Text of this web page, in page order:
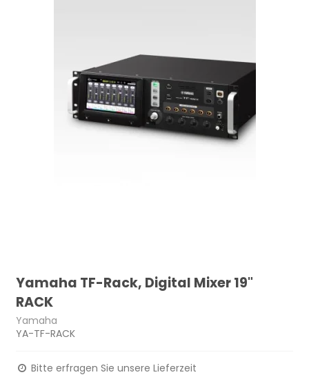
Yamaha TF-Rack, Digital Mixer 19"
RACK
Yamaha
YA-TF-RACK
Bitte erfragen Sie unsere Lieferzeit